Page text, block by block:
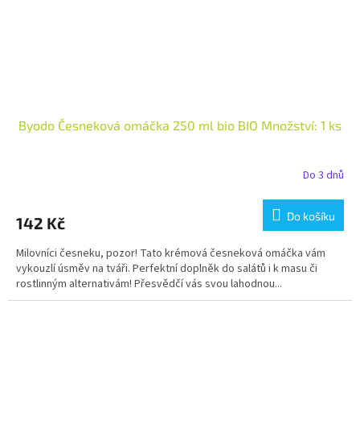
Byodo Česneková omáčka 250 ml bio BIO Množství: 1 ks
Do 3 dnů
142 Kč Do košíku
Milovníci česneku, pozor! Tato krémová česneková omáčka vám
vykouzlí úsměv na tváři. Perfektní doplněk do salátů i k masu či
rostlinným alternativám! Přesvědčí vás svou lahodnou...